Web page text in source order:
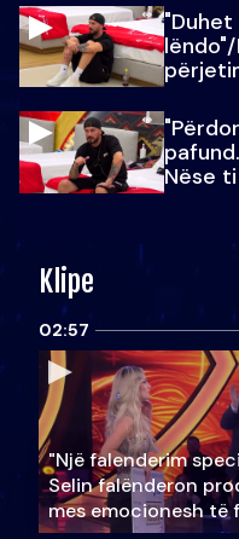
Nëse
Klipe
02:57
"Një falenderim
Selin falënderon
mes emocionesh të